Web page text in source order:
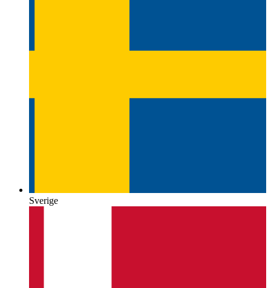
Sverige